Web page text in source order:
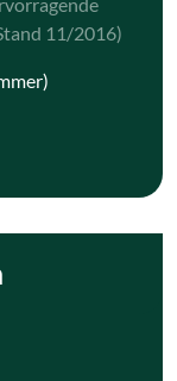
11/2016)